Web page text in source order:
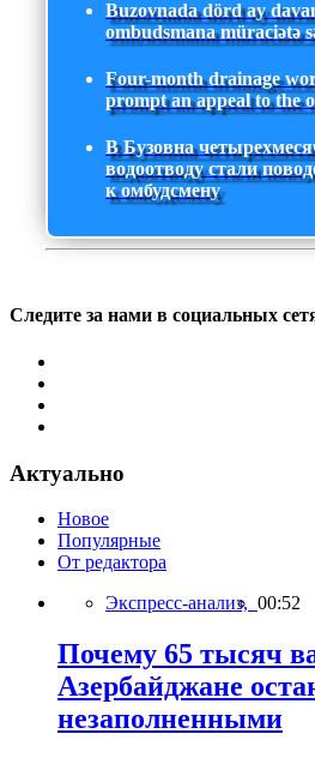
Buzovnada dörd ay
ombudsmana müraciətə
Four-month drainage
prompt an appeal to the
В Бузовна
водоотводу стали
к омбудсмену
Следите за нами в социальных
Актуально
Новое
Популярные
От редактора
Экспресс-анализ, 00:52
Почему 65 тысяч
Азербайджане
незаполненными